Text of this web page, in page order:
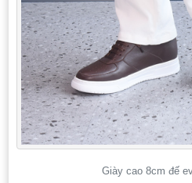
Giày cao 8cm đế